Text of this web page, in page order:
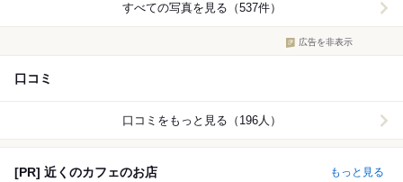
すべての写真を見る（537件）
広告を非表示
口コミ
口コミをもっと見る（196人）
[PR] 近くのカフェのお店 もっと見る